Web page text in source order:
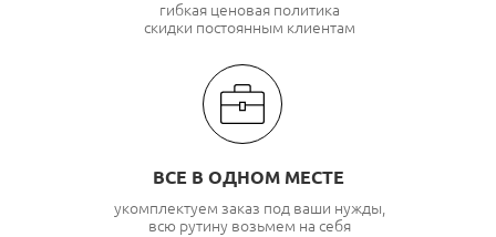
гибкая ценовая политика
скидки постоянным клиентам
ВСЕ В ОДНОМ МЕСТЕ
укомплектуем заказ под ваши нужды,
всю рутину возьмем на себя